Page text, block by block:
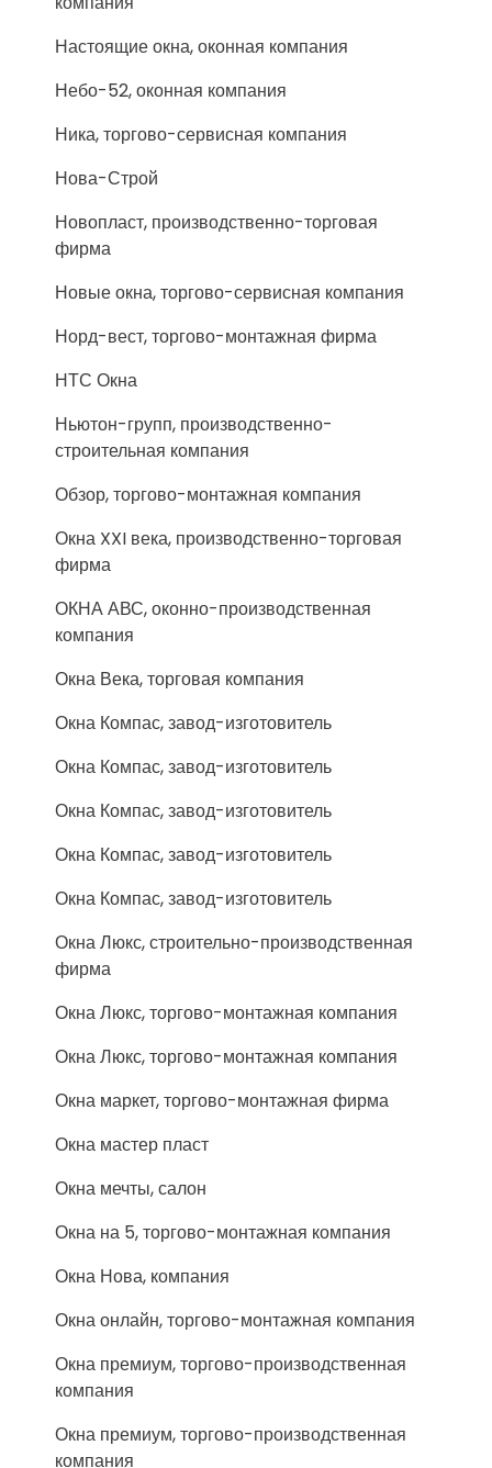
Настоящие окна, оконная компания
Небо-52, оконная компания
Ника, торгово-сервисная компания
Нова-Строй
Новопласт, производственно-торговая
фирма
Новые окна, торгово-сервисная компания
Норд-вест, торгово-монтажная фирма
НТС Окна
Ньютон-групп, производственно-
строительная компания
Обзор, торгово-монтажная компания
Окна XXI века, производственно-торговая
фирма
ОКНА АВС, оконно-производственная
компания
Окна Века, торговая компания
Окна Компас, завод-изготовитель
Окна Компас, завод-изготовитель
Окна Компас, завод-изготовитель
Окна Компас, завод-изготовитель
Окна Компас, завод-изготовитель
Окна Люкс, строительно-производственная
фирма
Окна Люкс, торгово-монтажная компания
Окна Люкс, торгово-монтажная компания
Окна маркет, торгово-монтажная фирма
Окна мастер пласт
Окна мечты, салон
Окна на 5, торгово-монтажная компания
Окна Нова, компания
Окна онлайн, торгово-монтажная компания
Окна премиум, торгово-производственная
компания
Окна премиум, торгово-производственная
компания